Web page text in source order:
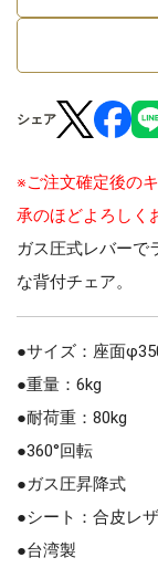
シェア
※ご注文確定後の
承のほどよろしく
ガス圧式レバーで
な背付チェア。
●サイズ：座面
●重量：6kg
●耐荷重：80kg
●360°回転
●ガス圧昇降式
●シート：合皮レ
●台湾製